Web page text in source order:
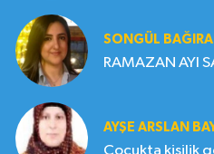
SONGÜL
RAMAZAN AYI
AYŞE ARSLAN
Çocukta kişilik